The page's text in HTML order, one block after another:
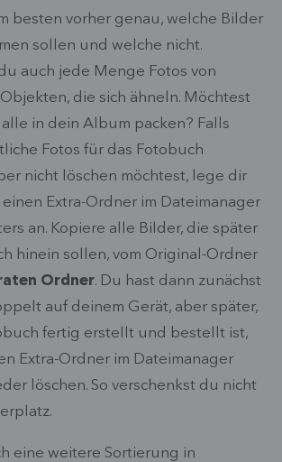
besten vorher genau, welche Bilder
sollen und welche nicht.
auch jede Menge Fotos von
die sich ähneln. Möchtest
in dein Album packen? Falls
Fotos für das Fotobuch
nicht löschen möchtest, lege dir
Extra-Ordner im Dateimanager
an. Kopiere alle Bilder, die später
hinein sollen, vom Original-Ordner
Ordner. Du hast dann zunächst
auf deinem Gerät, aber später,
fertig erstellt und bestellt ist,
Extra-Ordner im Dateimanager
löschen. So verschenkst du nicht
eine weitere Sortierung in